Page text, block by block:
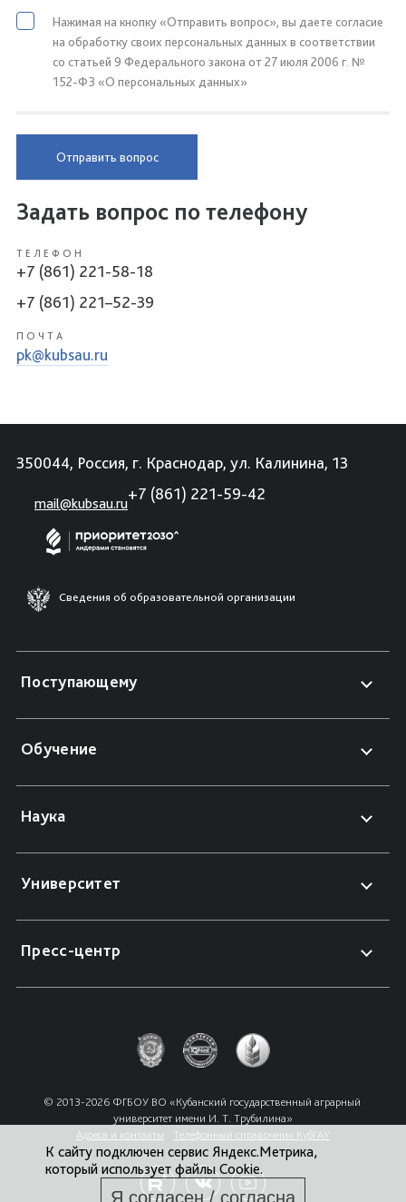
Нажимая на кнопку «Отправить вопрос», вы даете согласие
на обработку своих персональных данных в соответствии
со статьей 9 Федерального закона от 27 июля 2006 г. №
152-ФЗ «О персональных данных»
Отправить вопрос
Задать вопрос по телефону
ТЕЛЕФОН
+7 (861) 221-58-18
+7 (861) 221–52-39
ПОЧТА
pk@kubsau.ru
350044, Россия, г. Краснодар, ул. Калинина, 13
mail@kubsau.ru
+7 (861) 221-59-42
Сведения об образовательной организации
Поступающему
Обучение
Наука
Университет
Пресс-центр
© 2013-2026 ФГБОУ ВО «Кубанский государственный аграрный
университет имени И. Т. Трубилина»
Адреса и контакты
Телефонный справочник КубГАУ
К сайту подключен сервис Яндекс.Метрика,
который использует файлы Cookie.
Я согласен / согласна